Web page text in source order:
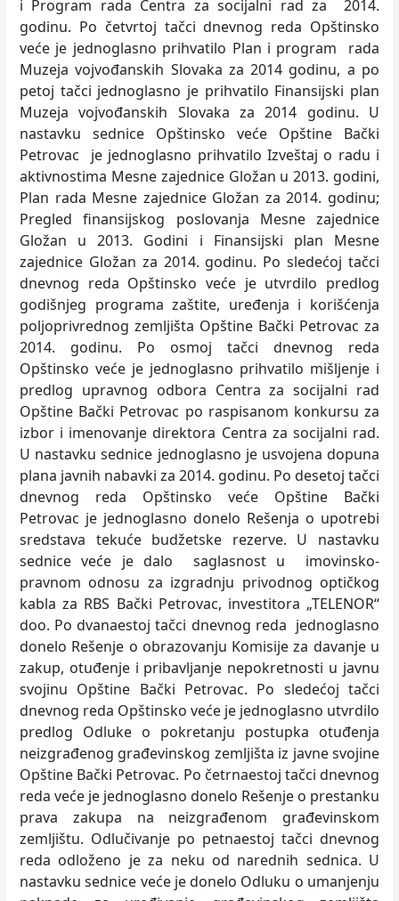
i Program rada Centra za socijalni rad za 2014.
godinu. Po četvrtoj tačci dnevnog reda Opštinsko
veće je jednoglasno prihvatilo Plan i program rada
Muzeja vojvođanskih Slovaka za 2014 godinu, a po
petoj tačci jednoglasno je prihvatilo Finansijski plan
Muzeja vojvođanskih Slovaka za 2014 godinu. U
nastavku sednice Opštinsko veće Opštine Bački
Petrovac je jednoglasno prihvatilo Izveštaj o radu i
aktivnostima Mesne zajednice Gložan u 2013. godini,
Plan rada Mesne zajednice Gložan za 2014. godinu;
Pregled finansijskog poslovanja Mesne zajednice
Gložan u 2013. Godini i Finansijski plan Mesne
zajednice Gložan za 2014. godinu. Po sledećoj tačci
dnevnog reda Opštinsko veće je utvrdilo predlog
godišnjeg programa zaštite, uređenja i korišćenja
poljoprivrednog zemljišta Opštine Bački Petrovac za
2014. godinu. Po osmoj tačci dnevnog reda
Opštinsko veće je jednoglasno prihvatilo mišljenje i
predlog upravnog odbora Centra za socijalni rad
Opštine Bački Petrovac po raspisanom konkursu za
izbor i imenovanje direktora Centra za socijalni rad.
U nastavku sednice jednoglasno je usvojena dopuna
plana javnih nabavki za 2014. godinu. Po desetoj tačci
dnevnog reda Opštinsko veće Opštine Bački
Petrovac je jednoglasno donelo Rešenja o upotrebi
sredstava tekuće budžetske rezerve. U nastavku
sednice veće je dalo saglasnost u imovinsko-
pravnom odnosu za izgradnju privodnog optičkog
kabla za RBS Bački Petrovac, investitora „TELENOR“
doo. Po dvanaestoj tačci dnevnog reda jednoglasno
donelo Rešenje o obrazovanju Komisije za davanje u
zakup, otuđenje i pribavljanje nepokretnosti u javnu
svojinu Opštine Bački Petrovac. Po sledećoj tačci
dnevnog reda Opštinsko veće je jednoglasno utvrdilo
predlog Odluke o pokretanju postupka otuđenja
neizgrađenog građevinskog zemljišta iz javne svojine
Opštine Bački Petrovac. Po četrnaestoj tačci dnevnog
reda veće je jednoglasno donelo Rešenje o prestanku
prava zakupa na neizgrađenom građevinskom
zemljištu. Odlučivanje po petnaestoj tačci dnevnog
reda odloženo je za neku od narednih sednica. U
nastavku sednice veće je donelo Odluku o umanjenju